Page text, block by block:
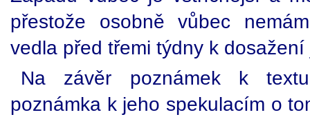
přestože osobně vůbec
vedla před třemi týdny k
Na závěr poznámek k
poznámka k jeho spekulacím o